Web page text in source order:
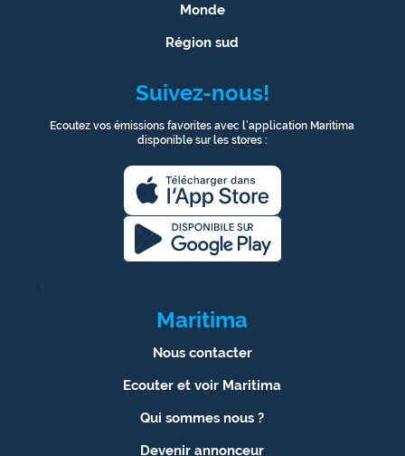
Monde
Région sud
Suivez-nous!
Ecoutez vos émissions favorites avec l’application Maritima
disponible sur les stores :
1
Maritima
Nous contacter
Ecouter et voir Maritima
Qui sommes nous ?
Devenir annonceur